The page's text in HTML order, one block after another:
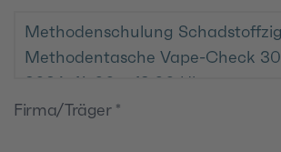
Firma/Träger *